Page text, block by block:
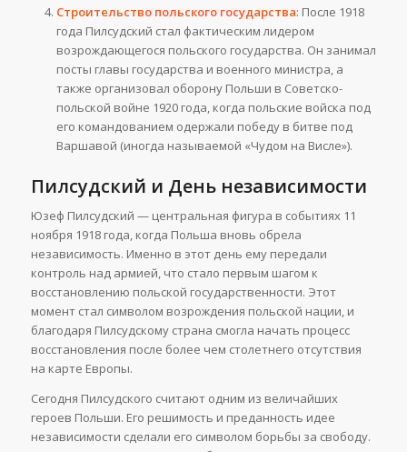
Строительство польского государства: После 1918
года Пилсудский стал фактическим лидером
возрождающегося польского государства. Он занимал
посты главы государства и военного министра, а
также организовал оборону Польши в Советско-
польской войне 1920 года, когда польские войска под
его командованием одержали победу в битве под
Варшавой (иногда называемой «Чудом на Висле»).
Пилсудский и День независимости
Юзеф Пилсудский — центральная фигура в событиях 11
ноября 1918 года, когда Польша вновь обрела
независимость. Именно в этот день ему передали
контроль над армией, что стало первым шагом к
восстановлению польской государственности. Этот
момент стал символом возрождения польской нации, и
благодаря Пилсудскому страна смогла начать процесс
восстановления после более чем столетнего отсутствия
на карте Европы.
Сегодня Пилсудского считают одним из величайших
героев Польши. Его решимость и преданность идее
независимости сделали его символом борьбы за свободу.